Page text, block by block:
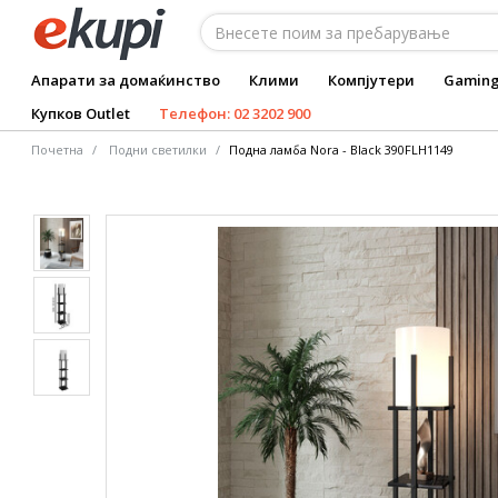
Апарати за домаќинство Клими Компјутери
Купков Outlet
Телефон: 02 3202 900
Почетна Подни светилки Подна ламба Nora - Black 390FLH1149